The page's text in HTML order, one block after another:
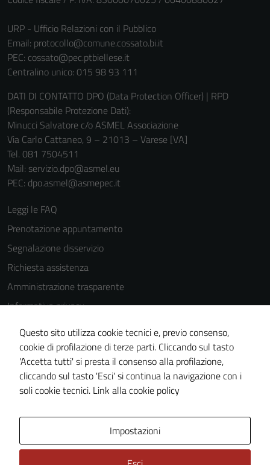
URP - Ufficio Relazioni con il Pubblico
Email: protocollo@comune.cossato.bi.it
PEC: cossato@pec.ptbiellese.it
Centralino unico: 015 98 93 111
DATI DI CONTATTO DPO (Data Protection Officer) | RPD
(Responsabile Protezione Dati):
Minucci Salvatore c/o ASMEL Associazione
Via Carlo Cattaneo, 9 – 21013 – Varese [VA]
Tel. 081 7504511
Mail: servizio.dpo@asmel.eu
PEC: dpo.asmel@asmepec.it
Leggi le FAQ
Prenotazione appuntamento
Segnalazione disservizio
Richiesta assistenza
Amministrazione trasparente
Informativa privacy
Cookie Policy
Note legali
Dichiarazione di accessibilità
Piano di miglioramento del sito
Questo sito utilizza cookie tecnici e, previo consenso,
cookie di profilazione di terze parti. Cliccando sul tasto
'Accetta tutti' si presta il consenso alla profilazione,
cliccando sul tasto 'Esci' si continua la navigazione con i
soli cookie tecnici. Link alla cookie policy
Impostazioni
funzionamento
del sito e non
Questi cookie
informazioni
personali.